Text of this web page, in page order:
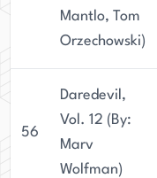
Mantlo, Tom
Orzechowski)
56
Daredevil,
Vol. 12 (By:
Marv
Wolfman)